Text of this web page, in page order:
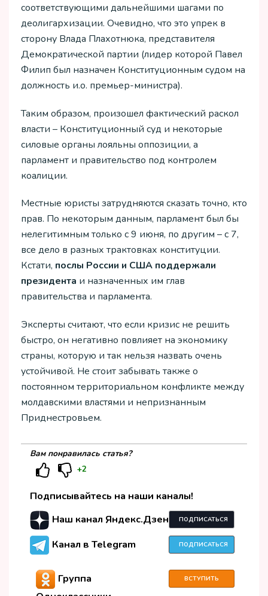
соответствующими дальнейшими шагами по
деолигархизации. Очевидно, что это упрек в
сторону Влада Плахотнюка, представителя
Демократической партии (лидер которой Павел
Филип был назначен Конституционным судом на
должность и.о. премьер-министра).
Таким образом, произошел фактический раскол
власти – Конституционный суд и некоторые
силовые органы лояльны оппозиции, а
парламент и правительство под контролем
коалиции.
Местные юристы затрудняются сказать точно, кто
прав. По некоторым данным, парламент был бы
нелегитимным только с 9 июня, по другим – с 7,
все дело в разных трактовках конституции.
Кстати, послы России и США поддержали
президента и назначенных им глав
правительства и парламента.
Эксперты считают, что если кризис не решить
быстро, он негативно повлияет на экономику
страны, которую и так нельзя назвать очень
устойчивой. Не стоит забывать также о
постоянном территориальном конфликте между
молдавскими властями и непризнанным
Приднестровьем.
Вам понравилась статья?
+2
Подписывайтесь на наши каналы!
Наш канал Яндекс.Дзен
ПОДПИСАТЬСЯ
Канал в Telegram ПОДПИСАТЬСЯ
Группа
ВСТУПИТЬ